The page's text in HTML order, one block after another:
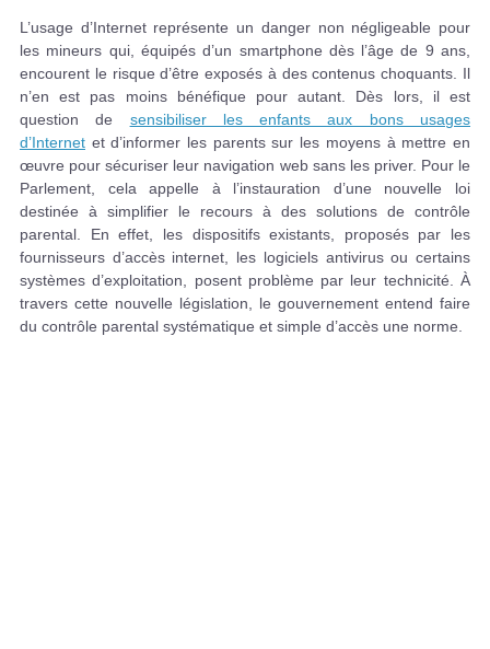
L’usage d’Internet représente un danger non négligeable pour
les mineurs qui, équipés d’un smartphone dès l’âge de 9 ans,
encourent le risque d’être exposés à des contenus choquants. Il
n’en est pas moins bénéfique pour autant. Dès lors, il est
question de sensibiliser les enfants aux bons usages
d’Internet et d’informer les parents sur les moyens à mettre en
œuvre pour sécuriser leur navigation web sans les priver. Pour le
Parlement, cela appelle à l’instauration d’une nouvelle loi
destinée à simplifier le recours à des solutions de contrôle
parental. En effet, les dispositifs existants, proposés par les
fournisseurs d’accès internet, les logiciels antivirus ou certains
systèmes d’exploitation, posent problème par leur technicité. À
travers cette nouvelle législation, le gouvernement entend faire
du contrôle parental systématique et simple d’accès une norme.